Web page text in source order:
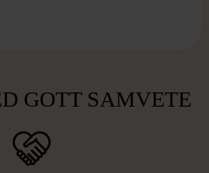
GOTT SAMVETE